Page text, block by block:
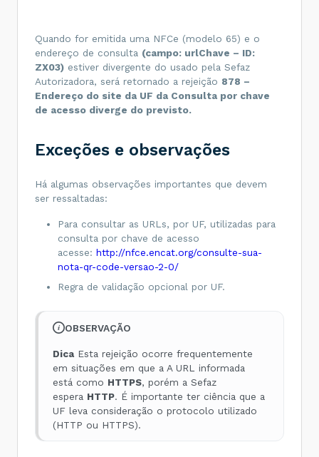
Quando for emitida uma NFCe (modelo 65) e o
endereço de consulta (campo: urlChave – ID:
ZX03) estiver divergente do usado pela Sefaz
Autorizadora, será retornado a rejeição 878 –
Endereço do site da UF da Consulta por chave
de acesso diverge do previsto.
Exceções e observações
Há algumas observações importantes que devem
ser ressaltadas:
Para consultar as URLs, por UF, utilizadas para
consulta por chave de acesso
acesse: http://nfce.encat.org/consulte-sua-
nota-qr-code-versao-2-0/
Regra de validação opcional por UF.
OBSERVAÇÃO
Dica Esta rejeição ocorre frequentemente
em situações em que a A URL informada
está como HTTPS, porém a Sefaz
espera HTTP. É importante ter ciência que a
UF leva consideração o protocolo utilizado
(HTTP ou HTTPS).